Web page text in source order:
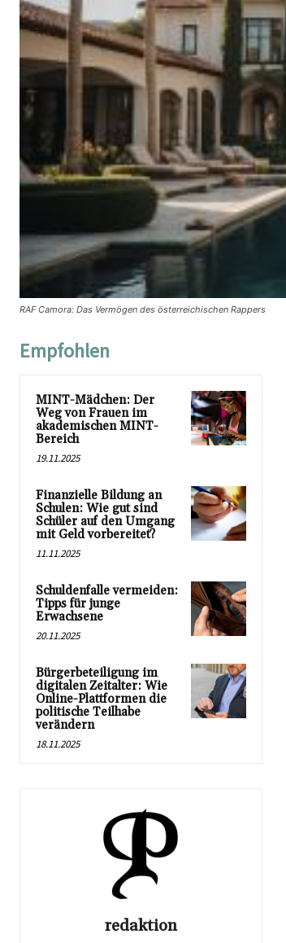
RAF Camora: Das Vermögen des österreichischen Rappers
Empfohlen
MINT-Mädchen: Der
Weg von Frauen im
akademischen MINT-
Bereich
19.11.2025
Finanzielle Bildung an
Schulen: Wie gut sind
Schüler auf den Umgang
mit Geld vorbereitet?
11.11.2025
Schuldenfalle vermeiden:
Tipps für junge
Erwachsene
20.11.2025
Bürgerbeteiligung im
digitalen Zeitalter: Wie
Online-Plattformen die
politische Teilhabe
verändern
18.11.2025
redaktion